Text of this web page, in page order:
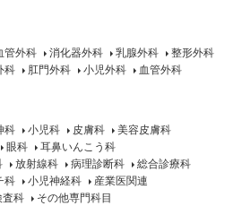
管外科 消化器外科 乳腺外科
整形外科
科 肛門外科 小児外科
血管外科
科 小児科 皮膚科
美容皮膚科
眼科
耳鼻いんこう科
放射線科 病理診断科
総合診療科
科 小児神経科
産業医関連
査科
その他専門科目